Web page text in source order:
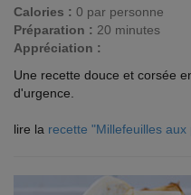
Calories : 0 par personne
Préparation : 20 minutes
Appréciation :
Une recette douce et corsée
d'urgence.
lire la recette "Millefeuilles